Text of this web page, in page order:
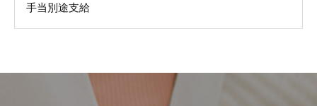
手当別途支給